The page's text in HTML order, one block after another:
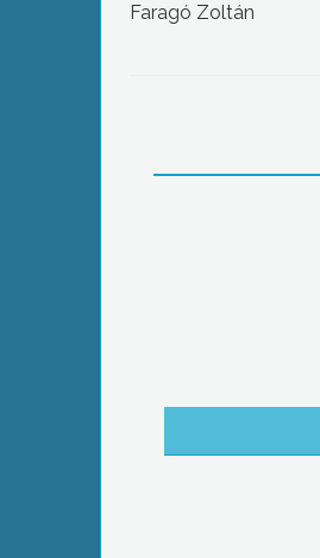
Faragó Zoltán